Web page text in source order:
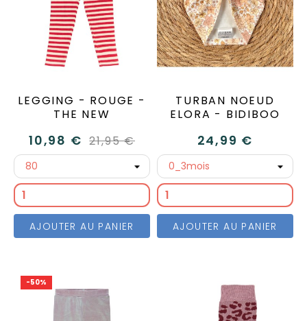
LEGGING - ROUGE -
THE NEW
10,98 € 21,95 €
AJOUTER AU PANIER
TURBAN NOEUD
ELORA - BIDIBOO
24,99 €
AJOUTER AU PANIER
-50%